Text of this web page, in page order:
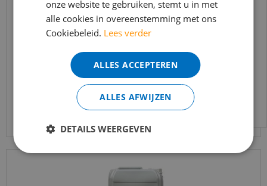
Co-pro - Primer kleurloos Universeel - 10kg
Bekijk product
bereikbaar.
Bestelling worden uiteraard verwerkt
echter iets minder snel dan wat je van ons
gewend bent.
Voor vragen kan je ons bereiken via
info@merkvloerenwinkel.nl
onze website te gebruiken, stemt u in met
alle cookies in overeenstemming met ons
Cookiebeleid. Lees verder
ALLES ACCEPTEREN
ALLES AFWIJZEN
DETAILS WEERGEVEN